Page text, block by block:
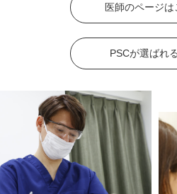
#頬コケをふっくら
#おでこのシワ解
#おでこの横ジワ解消
#他の施術と併
#くっきりした目元
#ニキビ跡改善
#青クマ改善
#ちりめんジワ改善
#色素沈着改善
#ニキビ改善 #赤
#酒さ改善
#首のたるみ解消
#お
#下ぶくれ解消
#お顔の赤み解消
#
#目を大きく見せる
#色素沈着を改善
医師のページは
PSCが選ばれ